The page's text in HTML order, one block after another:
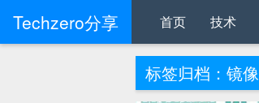
Techzero分享 首页 技术
标签归档： 镜像